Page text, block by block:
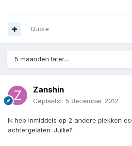
Quote
5 maanden later...
Zanshin
Geplaatst: 5 december 2012
Ik heb inmiddels op 2 andere plekken
achtergelaten. Jullie?